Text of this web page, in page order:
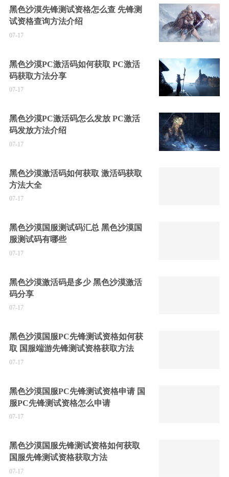
黑色沙漠先锋测试资格怎么查 先锋测
试资格查询方法介绍
07-17
黑色沙漠PC激活码如何获取 PC激活
码获取方法分享
07-17
黑色沙漠PC激活码怎么发放 PC激活
码发放方法介绍
07-17
黑色沙漠激活码如何获取 激活码获取
方法大全
07-17
黑色沙漠国服测试码汇总 黑色沙漠国
服测试码有哪些
07-17
黑色沙漠激活码是多少 黑色沙漠激活
码分享
07-17
黑色沙漠国服PC先锋测试资格如何获
取 国服端游先锋测试资格获取方法
07-17
黑色沙漠国服PC先锋测试资格申请 国
服PC先锋测试资格怎么申请
07-17
黑色沙漠国服先锋测试资格如何获取
国服先锋测试资格获取方法
07-17